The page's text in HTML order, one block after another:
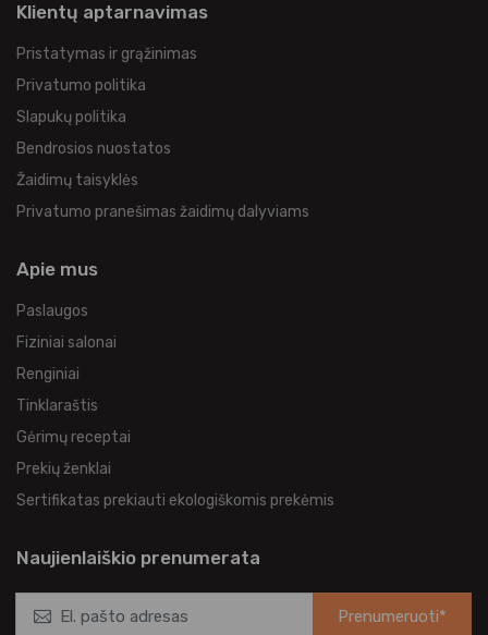
Klientų aptarnavimas
Pristatymas ir grąžinimas
Privatumo politika
Slapukų politika
Bendrosios nuostatos
Žaidimų taisyklės
Privatumo pranešimas žaidimų dalyviams
Apie mus
Paslaugos
Fiziniai salonai
Renginiai
Tinklaraštis
Gėrimų receptai
Prekių ženklai
Sertifikatas prekiauti ekologiškomis prekėmis
Naujienlaiškio prenumerata
Prenumeruoti*